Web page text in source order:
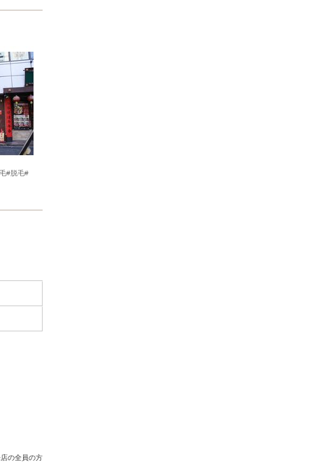
#脱毛#
の全員の方